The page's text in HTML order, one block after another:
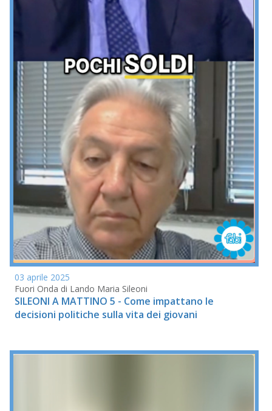
03 aprile 2025
Fuori Onda di Lando Maria Sileoni
SILEONI A MATTINO 5 - Come impattano le
decisioni politiche sulla vita dei giovani